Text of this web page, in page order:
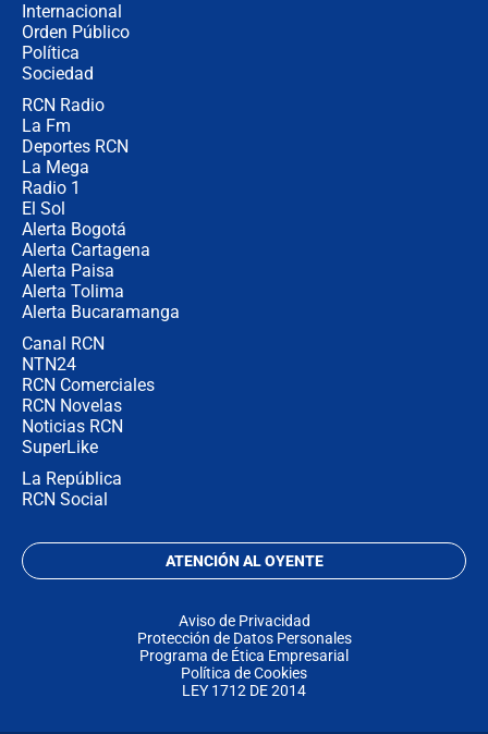
Internacional
Orden Público
Política
Sociedad
RCN Radio
La Fm
Deportes RCN
La Mega
Radio 1
El Sol
Alerta Bogotá
Alerta Cartagena
Alerta Paisa
Alerta Tolima
Alerta Bucaramanga
Canal RCN
NTN24
RCN Comerciales
RCN Novelas
Noticias RCN
SuperLike
La República
RCN Social
ATENCIÓN AL OYENTE
Aviso de Privacidad
Protección de Datos Personales
Programa de Ética Empresarial
Política de Cookies
LEY 1712 DE 2014